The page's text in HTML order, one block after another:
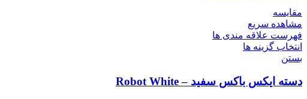
مقایسه
مشاهده سریع
فهرست علاقه مندی ها
انتخاب گزینه ها
بستن
دسته ایکس باکس سفید – Robot White